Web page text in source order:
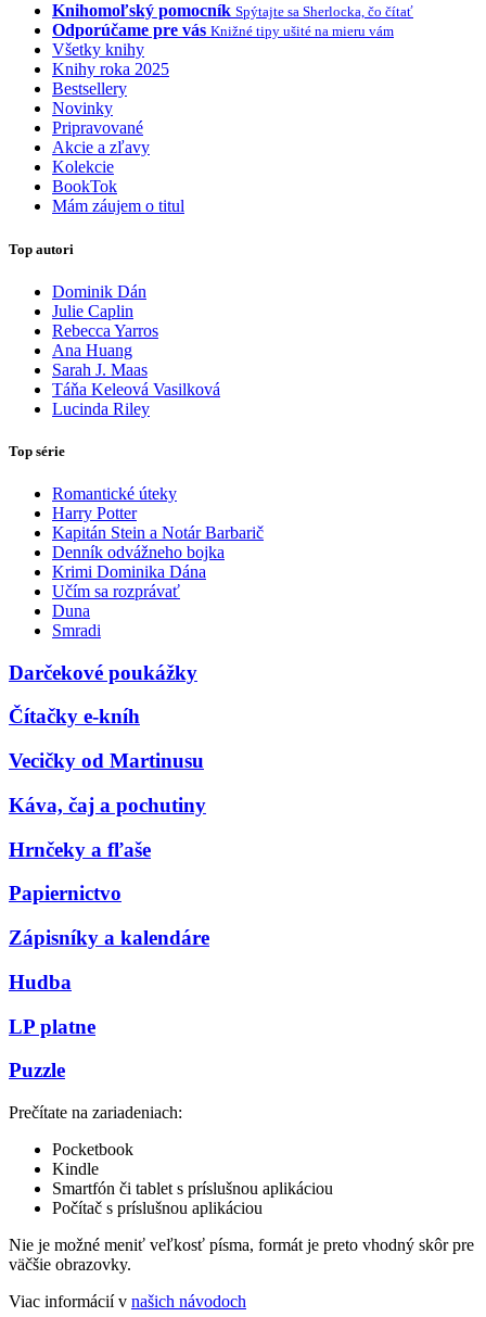
Knihomoľský pomocník Spýtajte sa Sherlocka, čo čítať
Odporúčame pre vás Knižné tipy ušité na mieru vám
Všetky knihy
Knihy roka 2025
Bestsellery
Novinky
Pripravované
Akcie a zľavy
Kolekcie
BookTok
Mám záujem o titul
Top autori
Dominik Dán
Julie Caplin
Rebecca Yarros
Ana Huang
Sarah J. Maas
Táňa Keleová Vasilková
Lucinda Riley
Top série
Romantické úteky
Harry Potter
Kapitán Stein a Notár Barbarič
Denník odvážneho bojka
Krimi Dominika Dána
Učím sa rozprávať
Duna
Smradi
Darčekové poukážky
Čítačky e-kníh
Vecičky od Martinusu
Káva, čaj a pochutiny
Hrnčeky a fľaše
Papiernictvo
Zápisníky a kalendáre
Hudba
LP platne
Puzzle
Prečítate na zariadeniach:
Pocketbook
Kindle
Smartfón či tablet s príslušnou aplikáciou
Počítač s príslušnou aplikáciou
Nie je možné meniť veľkosť písma, formát je preto vhodný skôr pre
väčšie obrazovky.
Viac informácií v našich návodoch